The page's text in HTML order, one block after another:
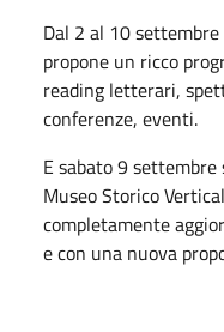
Dal 2 al 10
propone un ricco
reading letterari,
conferenze, eventi.
E sabato 9
Museo Storico
completamente
e con una nuova